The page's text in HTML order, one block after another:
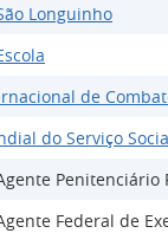
Longuinho
de
do Serviço
Penitenciário
Federal de